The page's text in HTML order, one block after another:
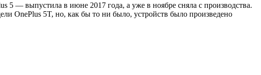
5 — выпустила в июне 2017 года, а уже в ноябре сняла с производства.
OnePlus 5T, но, как бы то ни было, устройств было произведено